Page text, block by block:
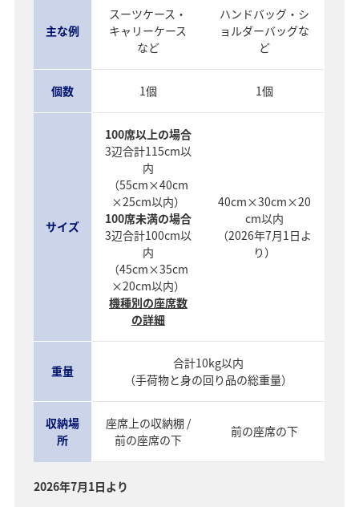
主な例
スーツケース・
キャリーケース
など
ハンドバッグ・シ
ョルダーバッグな
ど
個数 1個 1個
サイズ
100席以上の場合
3辺合計115cm以
内
（55cm×40cm
×25cm以内）
100席未満の場合
3辺合計100cm以
内
（45cm×35cm
×20cm以内）
機種別の座席数
の詳細
40cm×30cm×20
cm以内
（2026年7月1日よ
り）
重量
合計10kg以内
（手荷物と身の回り品の総重量）
収納場
所
座席上の収納棚 /
前の座席の下
前の座席の下
2026年7月1日より